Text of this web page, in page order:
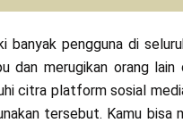
pengguna di
dan merugikan orang
citra platform sosial
tersebut. Kamu bisa